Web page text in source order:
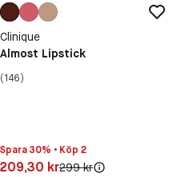
Clinique
Almost Lipstick
(146)
Spara 30% • Köp 2
Pris: 209,30 kr
209,30 krOriginal pris:
299 kr